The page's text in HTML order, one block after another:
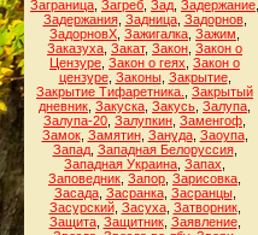
Заграница Загреб Зад Задержание
Задержания, Задница, Задорнов,
ЗадорновХ Зажигалка Зажим
Заказуха Закат, Закон Закон о
Цензуре Закон о геях Закон о
цензуре, Законы, Закрытие,
Закрытие Тифаретника.
Закрытый
дневник Закуска Закусь Залупа
Залупа-20 Залупкин Заменгоф
Замок, Замятин, Зануда, Заоупа,
Запад, Западная Белоруссия,
Западная Украина Запах
Заповедник Запор Зарисовка
Засада, Засранка, Засранцы,
Засурский, Засуха, Затворник,
Защита, Защитник, Заявление,